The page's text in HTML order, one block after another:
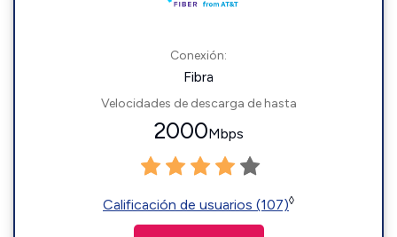
Conexión:
Fibra
Velocidades de descarga de hasta
2000Mbps
Calificación de usuarios (107)◊